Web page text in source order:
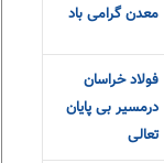
معدن گرامی باد
فولاد خراسان
درمسیر بی پایان
تعالی